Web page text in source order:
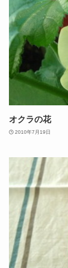
オクラの花
2010年7月19日